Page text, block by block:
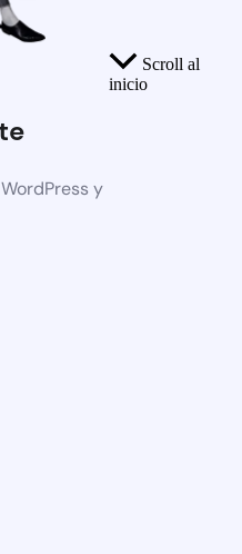
y
Scroll al
inicio